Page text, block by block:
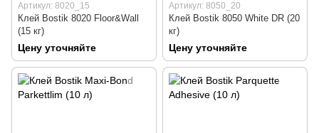
Артикул: 8020_15
Клей Bostik 8020 Floor&Wall
(15 кг)
Цену уточняйте
Артикул: 8050_20
Клей Bostik 8050 White DR (20
кг)
Цену уточняйте